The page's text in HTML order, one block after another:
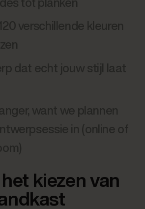
tot planken
verschillende kleuren
dat echt jouw stijl laat
want we plannen
in (online of
kiezen van